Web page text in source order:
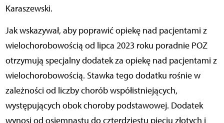
Karaszewski.
Jak wskazywał, aby poprawić opiekę nad pacjentami z
wielochorobowością od lipca 2023 roku poradnie POZ
otrzymują specjalny dodatek za opiekę nad pacjentami z
wielochorobowością. Stawka tego dodatku rośnie w
zależności od liczby chorób współistniejących,
występujących obok choroby podstawowej. Dodatek
wynosi od osiemnastu do czterdziestu pięciu złotych i